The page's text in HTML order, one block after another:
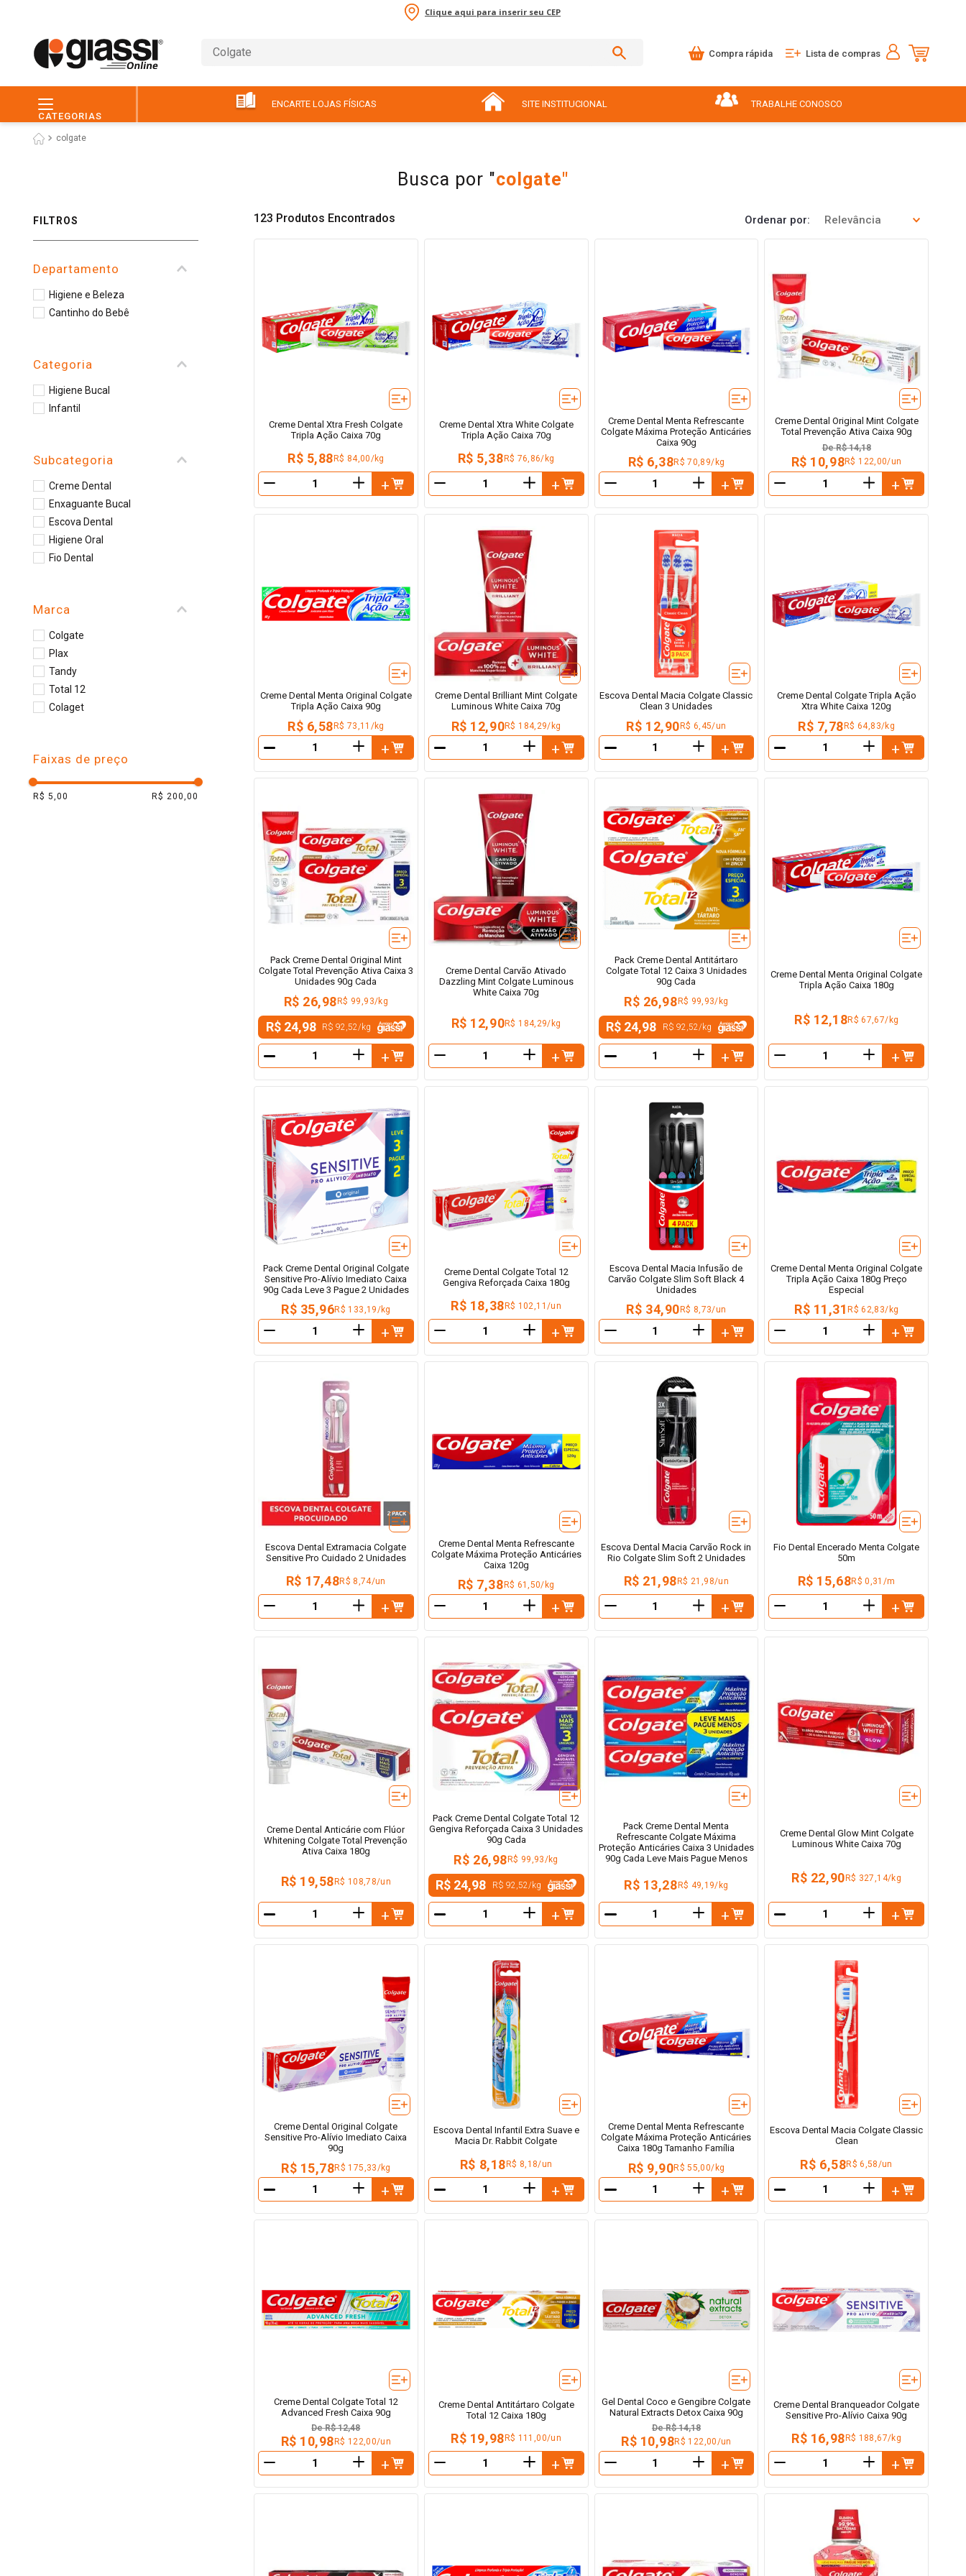
Clique aqui para inserir seu CEP
Busca vários itens (ex.: sal, ovo)
Compra rápida Lista de compras
CATEGORIAS
ENCARTE LOJAS FÍSICAS SITE INSTITUCIONAL TRABALHE CONOSCO
colgate
colgate
FILTROS
Departamento
Higiene e Beleza
Cantinho do Bebê
Categoria
Higiene Bucal
Infantil
Subcategoria
Creme Dental
Enxaguante Bucal
Escova Dental
Higiene Oral
Fio Dental
Marca
Colgate
Plax
Tandy
Total 12
Colaget
Faixas de preço
R$ 5,00 R$ 200,00
123 Produtos Ordenar por Relevância
Creme Dental Xtra Fresh Colgate
Tripla Ação Caixa 70g
R$ 5,88R$ 84,00/kg
＋
Creme Dental Xtra White Colgate
Tripla Ação Caixa 70g
R$ 5,38R$ 76,86/kg
＋
Creme Dental Menta Refrescante
Colgate Máxima Proteção Anticáries
Caixa 90g
R$ 6,38R$ 70,89/kg
＋
Creme Dental Original Mint Colgate
Total Prevenção Ativa Caixa 90g
De R$ 14,18
R$ 10,98R$ 122,00/un
＋
Creme Dental Menta Original Colgate
Tripla Ação Caixa 90g
R$ 6,58 R$ 73,11/kg
＋
－
Creme Dental Brilliant Mint Colgate
Luminous White Caixa 70g
R$ 12,90R$ 184,29/kg
＋
－
Escova Dental Macia Colgate Classic
Clean 3 Unidades
R$ 12,90 R$ 6,45/un
＋
－
Creme Dental Colgate Tripla Ação
Xtra White Caixa 120g
R$ 7,78R$ 64,83/kg
＋
－
Pack Creme Dental Original Mint
Colgate Total Prevenção Ativa Caixa 3
Unidades 90g Cada
R$ 26,98R$ 99,93/kg
R$ 24,98 R$ 92,52 /kg
＋
－
Creme Dental Carvão Ativado
Dazzling Mint Colgate Luminous
White Caixa 70g
R$ 12,90R$ 184,29/kg
＋
Pack Creme Dental Antitártaro
Colgate Total 12 Caixa 3 Unidades
90g Cada
R$ 26,98 R$ 99,93/kg
R$ 24,98 R$ 92,52 /kg
＋
－
Creme Dental Menta Original Colgate
Tripla Ação Caixa 180g
R$ 12,18R$ 67,67/kg
＋
Pack Creme Dental Original Colgate
Sensitive Pro-Alívio Imediato Caixa
90g Cada Leve 3 Pague 2 Unidades
R$ 35,96R$ 133,19/kg
＋
Creme Dental Colgate Total 12
Gengiva Reforçada Caixa 180g
R$ 18,38R$ 102,11/un
＋
Escova Dental Macia Infusão de
Carvão Colgate Slim Soft Black 4
Unidades
R$ 34,90R$ 8,73/un
＋
Creme Dental Menta Original Colgate
Tripla Ação Caixa 180g Preço
Especial
R$ 11,31R$ 62,83/kg
＋
Escova Dental Extramacia Colgate
Sensitive Pro Cuidado 2 Unidades
R$ 17,48R$ 8,74/un
＋
Creme Dental Menta Refrescante
Colgate Máxima Proteção Anticáries
Caixa 120g
R$ 7,38R$ 61,50/kg
＋
Escova Dental Macia Carvão Rock in
Rio Colgate Slim Soft 2 Unidades
R$ 21,98R$ 21,98/un
＋
Fio Dental Encerado Menta Colgate
50m
R$ 15,68R$ 0,31/m
＋
Creme Dental Anticárie com Flúor
Whitening Colgate Total Prevenção
Ativa Caixa 180g
R$ 19,58 R$ 108,78/un
＋
－
Pack Creme Dental Colgate Total 12
Gengiva Reforçada Caixa 3 Unidades
90g Cada
R$ 26,98 R$ 99,93/kg
R$ 24,98 R$ 92,52 /kg
＋
－
Pack Creme Dental Menta
Refrescante Colgate Máxima
Proteção Anticáries Caixa 3 Unidades
90g Cada Leve Mais Pague Menos
R$ 13,28 R$ 49,19/kg
＋
－
Creme Dental Glow Mint Colgate
Luminous White Caixa 70g
R$ 22,90 R$ 327,14/kg
＋
－
Creme Dental Original Colgate
Sensitive Pro-Alívio Imediato Caixa
90g
R$ 15,78R$ 175,33/kg
＋
－
Escova Dental Infantil Extra Suave e
Macia Dr. Rabbit Colgate
R$ 8,18 R$ 8,18/un
＋
－
Creme Dental Menta Refrescante
Colgate Máxima Proteção Anticáries
Caixa 180g Tamanho Família
R$ 9,90R$ 55,00/kg
＋
－
Escova Dental Macia Colgate Classic
Clean
R$ 6,58R$ 6,58/un
＋
－
Creme Dental Colgate Total 12
Advanced Fresh Caixa 90g
De R$ 12,48
R$ 10,98R$ 122,00/un
＋
Creme Dental Antitártaro Colgate
Total 12 Caixa 180g
R$ 19,98 R$ 111,00/un
＋
Gel Dental Coco e Gengibre Colgate
Natural Extracts Detox Caixa 90g
De R$ 14,18
R$ 10,98R$ 122,00/un
＋
Creme Dental Branqueador Colgate
Sensitive Pro-Alívio Caixa 90g
R$ 16,98 R$ 188,67/kg
＋